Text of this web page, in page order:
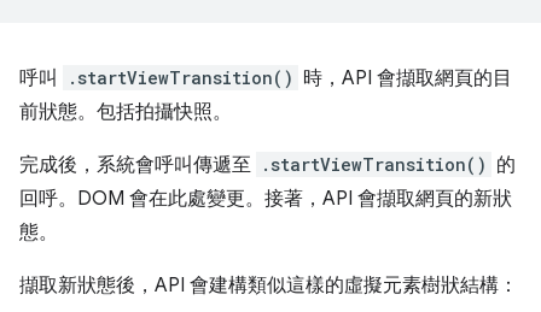
呼叫 .startViewTransition() 時，API 會擷取網頁的目
前狀態。包括拍攝快照。
完成後，系統會呼叫傳遞至 .startViewTransition() 的
回呼。DOM 會在此處變更。接著，API 會擷取網頁的新狀
態。
擷取新狀態後，API 會建構類似這樣的虛擬元素樹狀結構：